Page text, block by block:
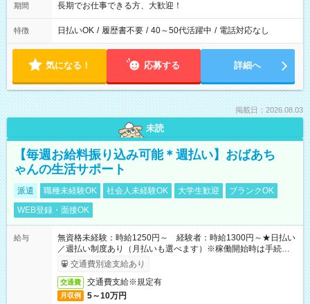
期間 長期でお仕事できる方、大歓迎！
特徴 日払いOK / 履歴書不要 / 40～50代活躍中 / 電話対応なし
気になる！ 応募する 詳細へ
掲載日：2026.08.03
未読
【毎週お給料振り込み可能＊週払い】おばあち
ゃんの生活サポート
派遣 職種未経験OK 社会人未経験OK 大学生歓迎
ブランクOK
WEB登録・面接OK
給与
無資格未経験：時給1250円～ 経験者：時給1300円～★日払い
／週払い制度あり（月払いも選べます）※稼働開始時は手続き完
了次第のお支払いとなります。
交通費別途支給あり
交通費 交通費支給※規定有
月収例 5～10万円